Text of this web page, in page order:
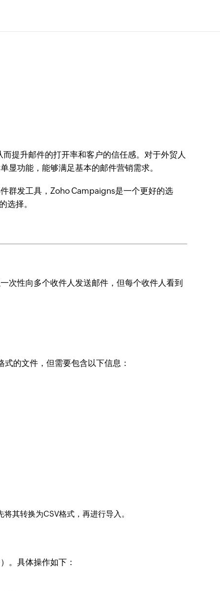
提升邮件的打开率和客户的信任感。对于外贸人
功能，能够满足基本的邮件营销需求。
群发工具，Zoho Campaigns是一个更好的选
选择。
次性向多个收件人发送邮件，但每个收件人看到
的文件，但需要包含以下信息：
其转换为CSV格式，再进行导入。
。具体操作如下：